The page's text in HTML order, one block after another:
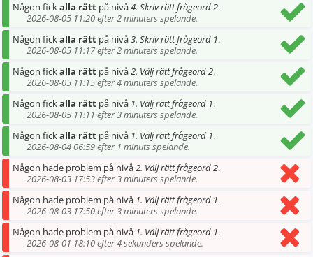
Någon fickalla rätt på nivå4. Skriv rätt frågeord 2.
2026-08-05 11:20 efter 2 minuters spelande.
Någon fickalla rätt på nivå3. Skriv rätt frågeord 1.
2026-08-05 11:17 efter 2 minuters spelande.
Någon fickalla rätt på nivå2. Välj rätt frågeord 2.
2026-08-05 11:15 efter 4 minuters spelande.
Någon fickalla rätt på nivå 1. Välj rätt frågeord 1.
2026-08-05 11:11 efter 3 minuters spelande.
Någon fickalla rätt på nivå 1. Välj rätt frågeord 1.
2026-08-04 06:59 efter 1 minuts spelande.
Någon hade problem på nivå2. Välj rätt frågeord 2.
2026-08-03 17:53 efter 3 minuters spelande.
Någon hade problem på nivå 1. Välj rätt frågeord 1.
2026-08-03 17:50 efter 3 minuters spelande.
Någon hade problem på nivå 1. Välj rätt frågeord 1.
2026-08-01 18:10 efter 4 sekunders spelande.